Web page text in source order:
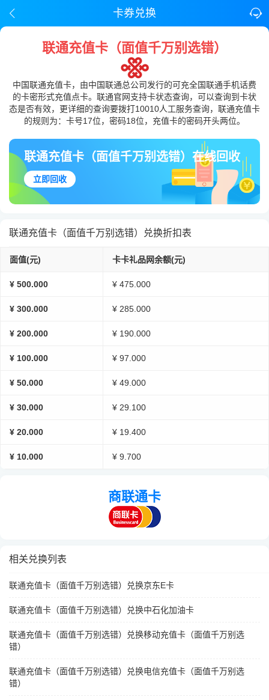
卡券兑换
联通充值卡（面值千万别选错）
中国联通充值卡，由中国联通总公司发行的可充全国联通手机话费
的卡密形式充值点卡。联通官网支持卡状态查询，可以查询到卡状
态是否有效，更详细的查询要拨打10010人工服务查询，联通充值卡
的规则为：卡号17位，密码18位，充值卡的密码开头两位。
联通充值卡（面值千万别选错）在线回收
立即回收
联通充值卡（面值千万别选错）兑换折扣表
面值(元) 卡卡礼品网余额(元)
¥ 500.000 ¥ 475.000
¥ 300.000 ¥ 285.000
¥ 200.000 ¥ 190.000
¥ 100.000 ¥ 97.000
¥ 50.000 ¥ 49.000
¥ 30.000 ¥ 29.100
¥ 20.000 ¥ 19.400
¥ 10.000 ¥ 9.700
商联通卡
相关兑换列表
联通充值卡（面值千万别选错）兑换京东E卡
联通充值卡（面值千万别选错）兑换中石化加油卡
联通充值卡（面值千万别选错）兑换移动充值卡（面值千万别选
错）
联通充值卡（面值千万别选错）兑换电信充值卡（面值千万别选
错）